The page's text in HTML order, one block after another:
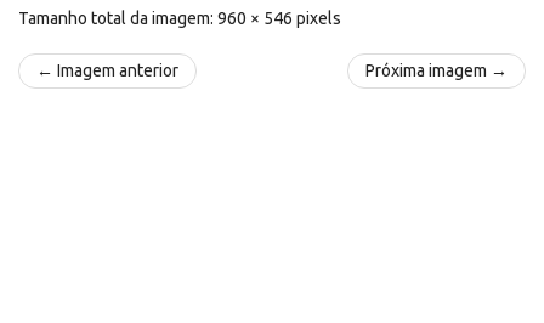
Tamanho total da imagem: 960 × 546 pixels
← Imagem anterior Próxima imagem →